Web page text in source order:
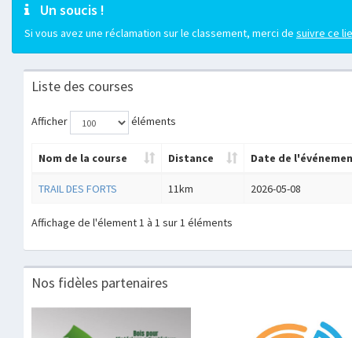
Un soucis !
Si vous avez une réclamation sur le classement, merci de suivre ce
Liste des courses
Afficher éléments
Nom de la course Distance Date de
TRAIL DES FORTS 11km 2026-05-08
Affichage de l'élement 1 à 1 sur 1 éléments
Nos fidèles partenaires